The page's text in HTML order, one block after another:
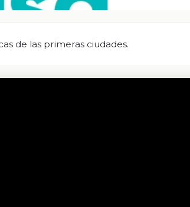
de las primeras ciudades.